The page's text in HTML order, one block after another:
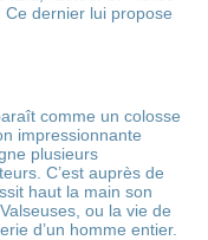
dernier lui propose
comme un colosse
impressionnante
plusieurs
C’est auprès de
haut la main son
ou la vie de
d’un homme entier.